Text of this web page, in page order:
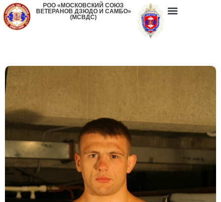
РОО «МОСКОВСКИЙ СОЮЗ
ВЕТЕРАНОВ ДЗЮДО И САМБО»
(МСВДС)